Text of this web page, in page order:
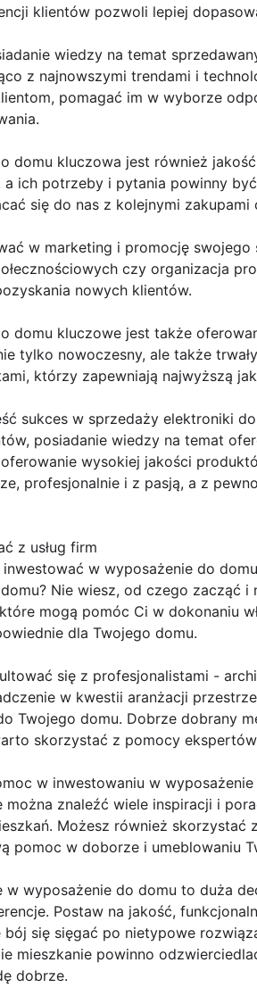
klientów pozwoli lepiej
wiedzy na temat
z najnowszymi trendami i
pomagać im w wyborze
domu kluczowa jest również
ich potrzeby i pytania powinny
się do nas z kolejnymi zakupami
w marketing i promocję
czy organizacja
nowych klientów.
domu kluczowe jest także
tylko nowoczesny, ale także
którzy zapewniają najwyższą
sukces w sprzedaży elektroniki
posiadanie wiedzy na temat
wysokiej jakości
profesjonalnie i z pasją, a z
z usług firm
w wyposażenie do
Nie wiesz, od czego zacząć
mogą pomóc Ci w dokonaniu
dla Twojego domu.
się z profesjonalistami -
w kwestii aranżacji
Twojego domu. Dobrze dobrany
skorzystać z pomocy
w inwestowaniu w
można znaleźć wiele inspiracji i
Możesz również skorzystać
pomoc w doborze i umeblowaniu
w wyposażenie do domu to duża
Postaw na jakość,
bój się sięgać po nietypowe
mieszkanie powinno
dobrze.